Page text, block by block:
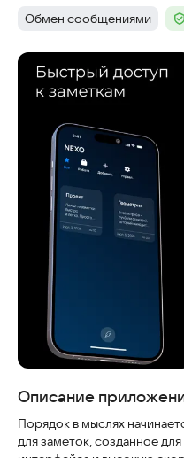
Тег:
Обмен сообщениями Тег
Скриншоты
Описание
Порядок в мыслях
для заметок, созданное